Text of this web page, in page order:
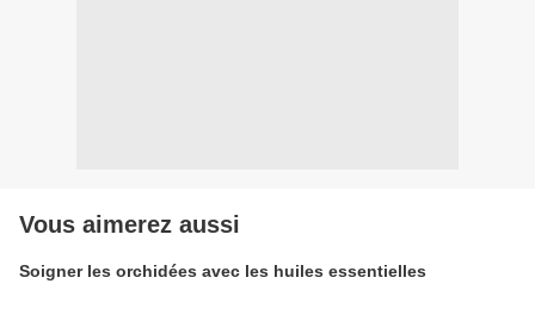
Vous aimerez aussi
Soigner les orchidées avec les huiles essentielles